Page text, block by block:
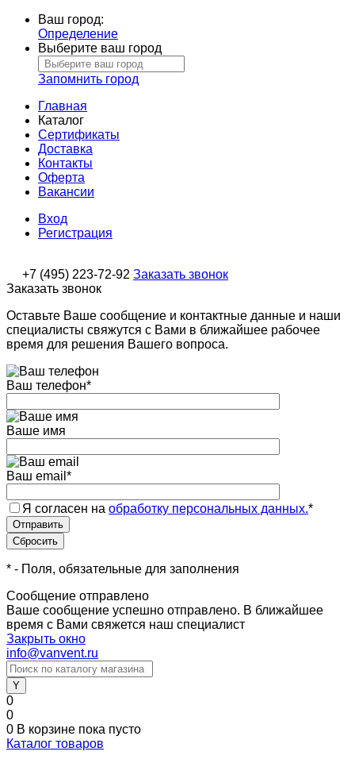
Ваш город:
Определение
Выберите ваш город
Запомнить город
Главная
Каталог
Сертификаты
Доставка
Контакты
Оферта
Вакансии
Вход
Регистрация
+7 (495) 223-72-92 Заказать звонок
Заказать звонок
Оставьте Ваше сообщение и контактные данные и наши
специалисты свяжутся с Вами в ближайшее рабочее
время для решения Вашего вопроса.
Ваш телефон*
Ваше имя
Ваш email *
Я согласен на обработку персональных данных.*
* - Поля, обязательные для заполнения
Сообщение отправлено
Ваше сообщение успешно отправлено. В ближайшее
время с Вами свяжется наш специалист
Закрыть окно
info@vanvent.ru
0
0
0 В корзине пока пусто
Каталог товаров